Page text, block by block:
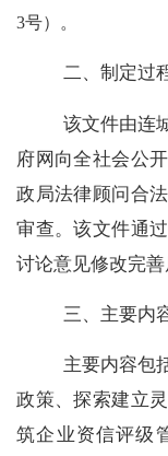
3号）。
二、制定过
该文件由连
府网向全社会公
政局法律顾问合
审查。该文件通
讨论意见修改完善
三、主要内
主要内容包
政策、探索建立
筑企业资信评级